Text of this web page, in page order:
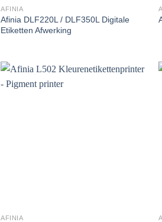
AFINIA
Afinia DLF220L / DLF350L Digitale
Etiketten Afwerking
AFINIA